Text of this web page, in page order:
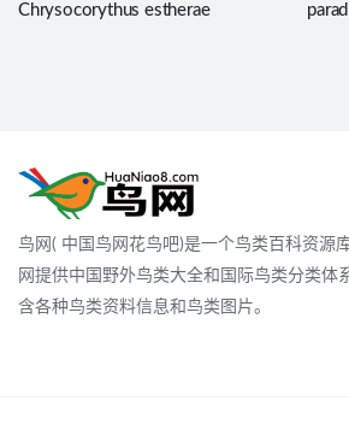
Chrysocorythus estherae
鸟网( 中国鸟网花鸟吧)是一个鸟类百科资源
网提供中国野外鸟类大全和国际鸟类分类体
含各种鸟类资料信息和鸟类图片。